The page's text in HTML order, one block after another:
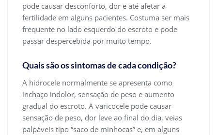
pode causar desconforto, dor e até afetar a
fertilidade em alguns pacientes. Costuma ser mais
frequente no lado esquerdo do escroto e pode
passar despercebida por muito tempo.
Quais são os sintomas de cada condição?
A hidrocele normalmente se apresenta como
inchaço indolor, sensação de peso e aumento
gradual do escroto. A varicocele pode causar
sensação de peso, dor leve ao final do dia, veias
palpáveis tipo “saco de minhocas” e, em alguns